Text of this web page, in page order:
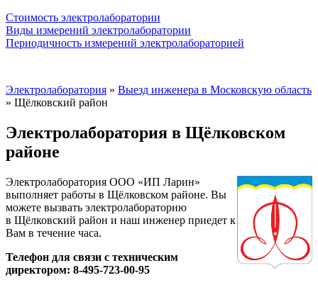
Стоимость электролаборатории
Виды измерений электролаборатории
Периодичность измерений электролабораторией
Электролаборатория » Выезд инженера в Московскую область
» Щёлковский район
Электролаборатория в Щёлковском
районе
Электролаборатория ООО «ИП Ларин»
выполняет работы в Щёлковском районе. Вы
можете вызвать электролабораторию
в Щёлковский район и наш инженер приедет к
Вам в течение часа.
Телефон для связи с техническим
директором: 8-495-723-00-95